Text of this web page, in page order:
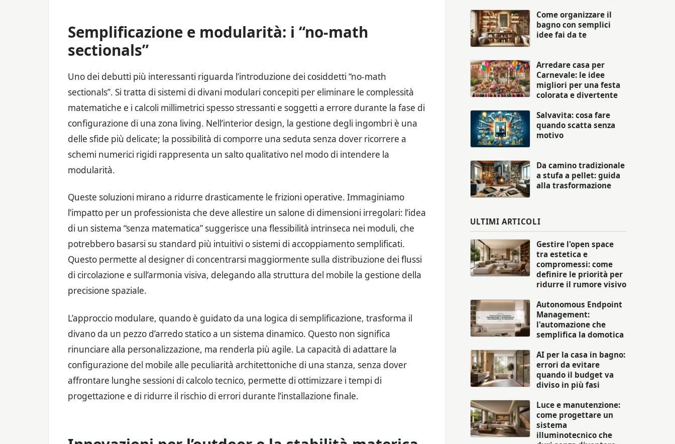
Semplificazione e modularità: i “no-math
sectionals”
Uno dei debutti più interessanti riguarda l’introduzione dei cosiddetti “no-math
sectionals”. Si tratta di sistemi di divani modulari concepiti per eliminare le complessità
matematiche e i calcoli millimetrici spesso stressanti e soggetti a errore durante la fase di
configurazione di una zona living. Nell’interior design, la gestione degli ingombri è una
delle sfide più delicate; la possibilità di comporre una seduta senza dover ricorrere a
schemi numerici rigidi rappresenta un salto qualitativo nel modo di intendere la
modularità.
Queste soluzioni mirano a ridurre drasticamente le frizioni operative. Immaginiamo
l’impatto per un professionista che deve allestire un salone di dimensioni irregolari: l’idea
di un sistema “senza matematica” suggerisce una flessibilità intrinseca nei moduli, che
potrebbero basarsi su standard più intuitivi o sistemi di accoppiamento semplificati.
Questo permette al designer di concentrarsi maggiormente sulla distribuzione dei flussi
di circolazione e sull’armonia visiva, delegando alla struttura del mobile la gestione della
precisione spaziale.
L’approccio modulare, quando è guidato da una logica di semplificazione, trasforma il
divano da un pezzo d’arredo statico a un sistema dinamico. Questo non significa
rinunciare alla personalizzazione, ma renderla più agile. La capacità di adattare la
configurazione del mobile alle peculiarità architettoniche di una stanza, senza dover
affrontare lunghe sessioni di calcolo tecnico, permette di ottimizzare i tempi di
progettazione e di ridurre il rischio di errori durante l’installazione finale.
Come organizzare il
bagno con semplici
idee fai da te
Arredare casa per
Carnevale: le idee
migliori per una festa
colorata e divertente
Salvavita: cosa fare
quando scatta senza
motivo
Da camino tradizionale
a stufa a pellet: guida
alla trasformazione
ULTIMI ARTICOLI
Gestire l'open space
tra estetica e
compromessi: come
definire le priorità per
ridurre il rumore visivo
Autonomous Endpoint
Management:
l'automazione che
semplifica la domotica
AI per la casa in bagno:
errori da evitare
quando il budget va
diviso in più fasi
Luce e manutenzione:
come progettare un
sistema
illuminotecnico che